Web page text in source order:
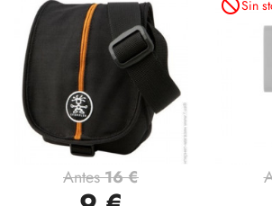
Antes16 €
not_interestedSin